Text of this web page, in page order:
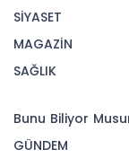
SİYASET
MAGAZİN
SAĞLIK
Bunu Biliyor
GÜNDEM